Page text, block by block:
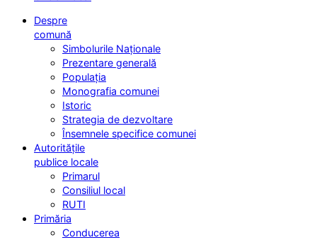
Despre
comună
Simbolurile Naționale
Prezentare generală
Populația
Monografia comunei
Istoric
Strategia de dezvoltare
Însemnele specifice comunei
Autoritățile
publice locale
Primarul
Consiliul local
RUTI
Primăria
Conducerea